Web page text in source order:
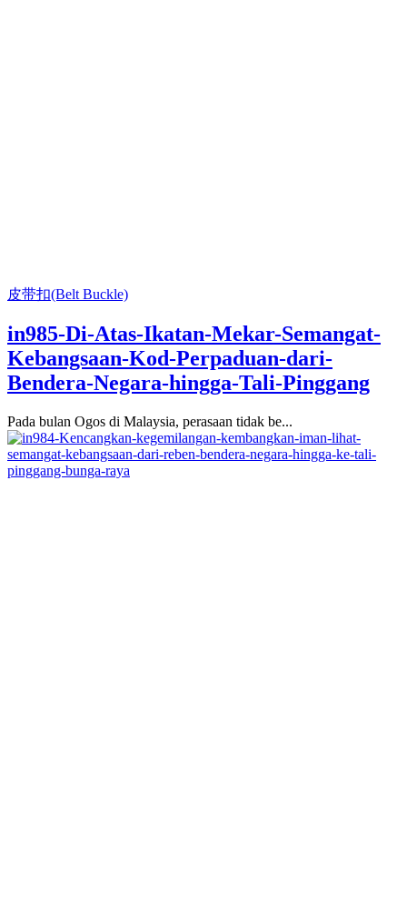
皮带扣(Belt Buckle)
in985-Di-Atas-Ikatan-Mekar-Semangat-
Kebangsaan-Kod-Perpaduan-dari-
Bendera-Negara-hingga-Tali-Pinggang
Pada bulan Ogos di Malaysia, perasaan tidak be...